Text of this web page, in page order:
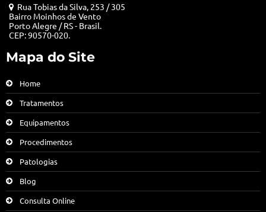
Rua Tobias da Silva, 253 / 305
Bairro Moinhos de Vento
Porto Alegre / RS - Brasil.
CEP: 90570-020.
Mapa do Site
Home
Tratamentos
Equipamentos
Procedimentos
Patologias
Blog
Consulta Online